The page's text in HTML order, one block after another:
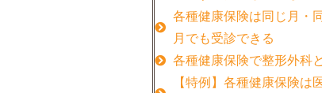
各種健康保険は同じ月・
月でも受診できる
各種健康保険で整形外科
【特例】各種健康保険